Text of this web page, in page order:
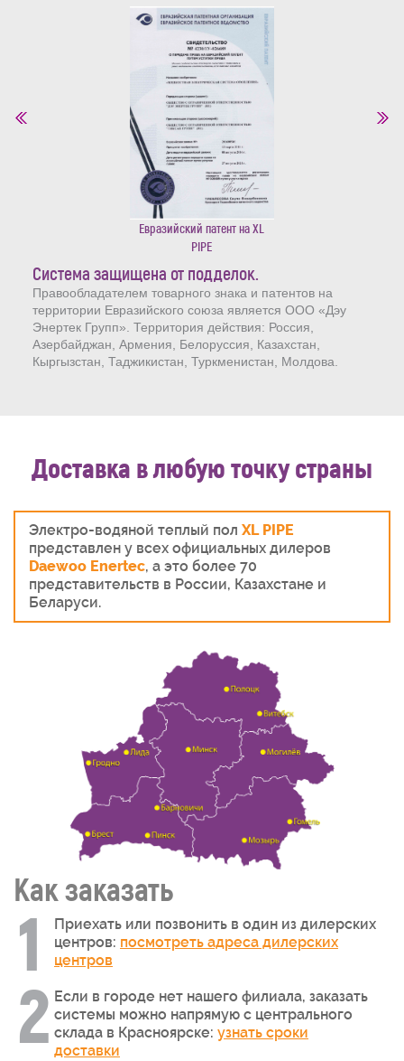
Евразийский патент на XL
PIPE
Система защищена от подделок.
Правообладателем товарного знака и патентов на
территории Евразийского союза является ООО «Дэу
Энертек Групп». Территория действия: Россия,
Азербайджан, Армения, Белоруссия, Казахстан,
Кыргызстан, Таджикистан, Туркменистан, Молдова.
Доставка в любую точку страны
Электро-водяной теплый пол XL PIPE
представлен у всех официальных дилеров
Daewoo Enertec, а это более 70
представительств в России, Казахстане и
Беларуси.
Как заказать
1
Приехать или позвонить в один из дилерских
центров: посмотреть адреса дилерских
центров
2 Если в городе нет нашего филиала, заказать
системы можно напрямую с центрального
склада в Красноярске: узнать сроки
доставки